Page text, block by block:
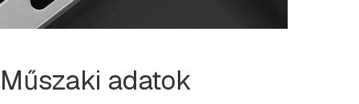
Műszaki adatok